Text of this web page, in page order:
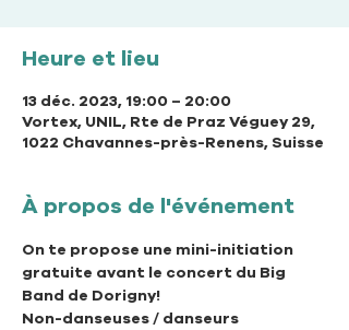
Heure et lieu
13 déc. 2023, 19:00 – 20:00
Vortex, UNIL, Rte de Praz Véguey 29,
1022 Chavannes-près-Renens, Suisse
À propos de l'événement
On te propose une mini-initiation
gratuite avant le concert du Big
Band de Dorigny!
Non-danseuses / danseurs